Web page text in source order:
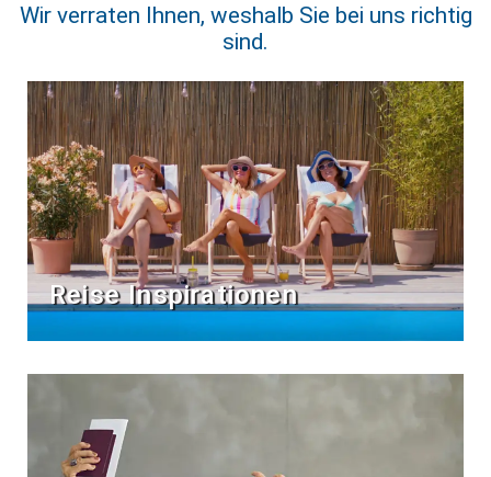
Wir verraten Ihnen, weshalb Sie bei uns richtig
sind.
Reise Inspirationen